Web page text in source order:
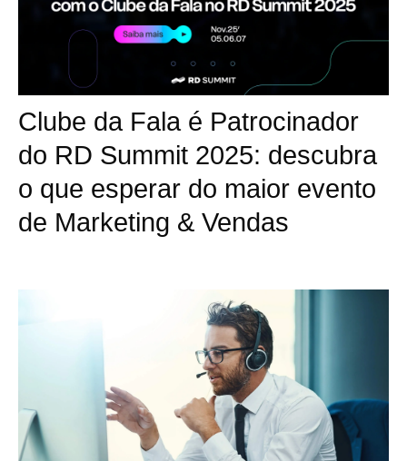
Clube da Fala é Patrocinador
do RD Summit 2025: descubra
o que esperar do maior evento
de Marketing & Vendas